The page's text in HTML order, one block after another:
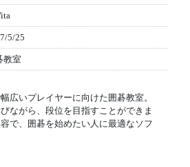
5/25
教室
広いプレイヤーに向けた囲碁教室。
ながら、段位を目指すことができま
で、囲碁を始めたい人に最適なソフ